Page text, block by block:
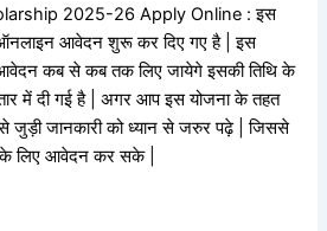
2025-26 Apply Online : इस
आवेदन शुरू कर दिए गए है | इस
कब से कब तक लिए जायेगे इसकी तिथि के
में दी गई है | अगर आप इस योजना के तहत
से जुड़ी जानकारी को ध्यान से जरुर पढ़े | जिससे
लिए आवेदन कर सके |